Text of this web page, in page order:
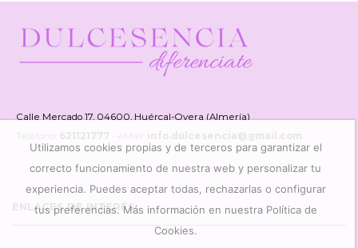
Calle Mercado 17, 04600, Huércal-Overa (Almería)
Teléfono: 621121777 info.dulcesencia@gmail.com
ENLACES DE INTERÉS
Utilizamos cookies propias y de terceros para garantizar el
correcto funcionamiento de nuestra web y personalizar tu
experiencia. Puedes aceptar todas, rechazarlas o configurar
tus preferencias. Más información en nuestra Política de
Cookies.